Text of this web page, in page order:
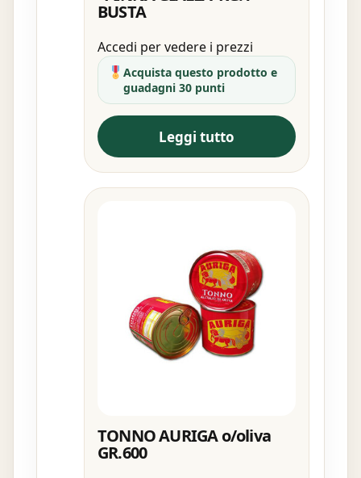
BUSTA
Accedi per vedere i prezzi
Acquista questo prodotto e
guadagni 30 punti
Leggi tutto
TONNO AURIGA o/oliva
GR.600